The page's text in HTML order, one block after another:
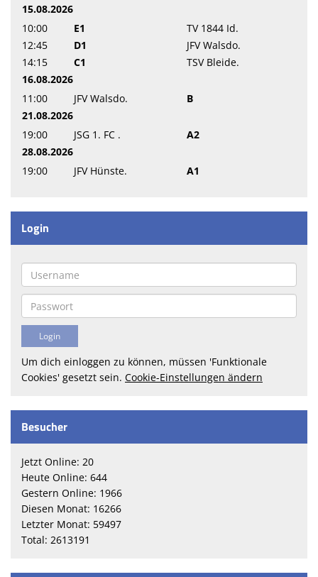
15.08.2026
10:00
E1
TV 1844 Id.
12:45
D1
JFV Walsdo.
14:15
C1
TSV Bleide.
16.08.2026
11:00
JFV Walsdo.
B
21.08.2026
19:00
JSG 1. FC .
A2
28.08.2026
19:00
JFV Hünste. A1
Login
Um dich einloggen zu können, müssen 'Funktionale
Cookies' gesetzt sein. Cookie-Einstellungen ändern
Besucher
Jetzt Online: 20
Heute Online: 644
Gestern Online: 1966
Diesen Monat: 16266
Letzter Monat: 59497
Total: 2613191